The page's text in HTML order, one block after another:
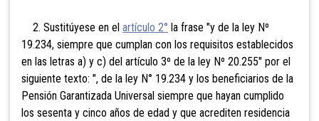
2. Sustitúyese en el artículo 2° la frase "y de la ley Nº
19.234, siempre que cumplan con los requisitos establecidos
en las letras a) y c) del artículo 3º de la ley Nº 20.255" por el
siguiente texto: ", de la ley N° 19.234 y los beneficiarios de la
Pensión Garantizada Universal siempre que hayan cumplido
los sesenta y cinco años de edad y que acrediten residencia